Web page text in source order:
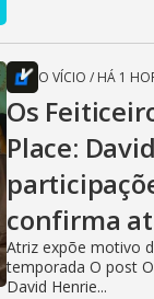
O VÍCIO / HÁ 1
Os
Place:
confirma
Atriz expõe motivo
temporada O post
David Henrie...